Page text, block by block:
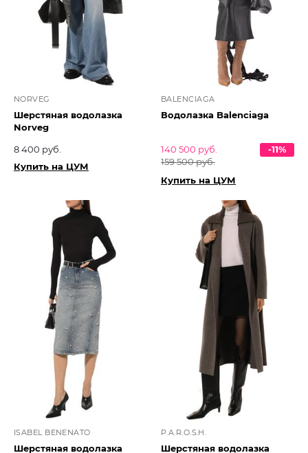
NORVEG
Шерстяная водолазка
Norveg
8 400 руб.
Купить на ЦУМ
BALENCIAGA
Водолазка Balenciaga
140 500 руб.
159 500 руб.
-11%
Купить на ЦУМ
ISABEL BENENATO
Шерстяная водолазка
P.A.R.O.S.H.
Шерстяная водолазка